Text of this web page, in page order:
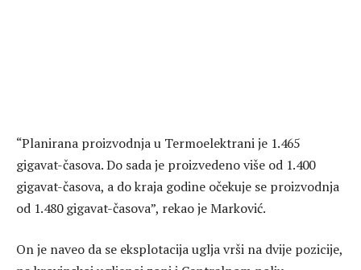
“Planirana proizvodnja u Termoelektrani je 1.465
gigavat-časova. Do sada je proizvedeno više od 1.400
gigavat-časova, a do kraja godine očekuje se proizvodnja
od 1.480 gigavat-časova”, rekao je Marković.
On je naveo da se eksplotacija uglja vrši na dvije pozicije,